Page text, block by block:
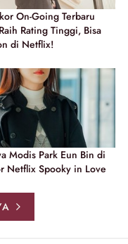
On-Going Terbaru
Rating Tinggi, Bisa
di Netflix!
Modis Park Eun Bin di
Netflix Spooky in Love